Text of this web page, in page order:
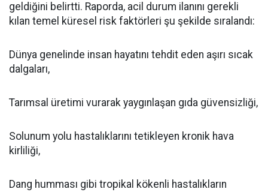
geldiğini belirtti. Raporda, acil durum ilanını gerekli
kılan temel küresel risk faktörleri şu şekilde sıralandı:
Dünya genelinde insan hayatını tehdit eden aşırı sıcak
dalgaları,
Tarımsal üretimi vurarak yaygınlaşan gıda güvensizliği,
Solunum yolu hastalıklarını tetikleyen kronik hava
kirliliği,
Dang humması gibi tropikal kökenli hastalıkların